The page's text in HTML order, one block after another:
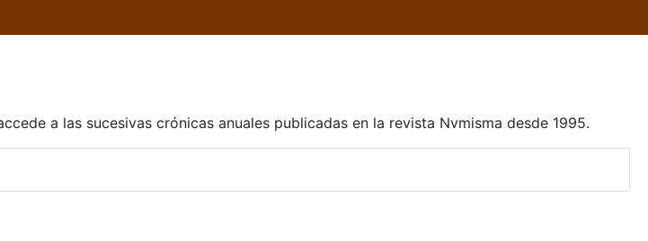
a las sucesivas crónicas anuales publicadas en la revista Nvmisma desde 1995.